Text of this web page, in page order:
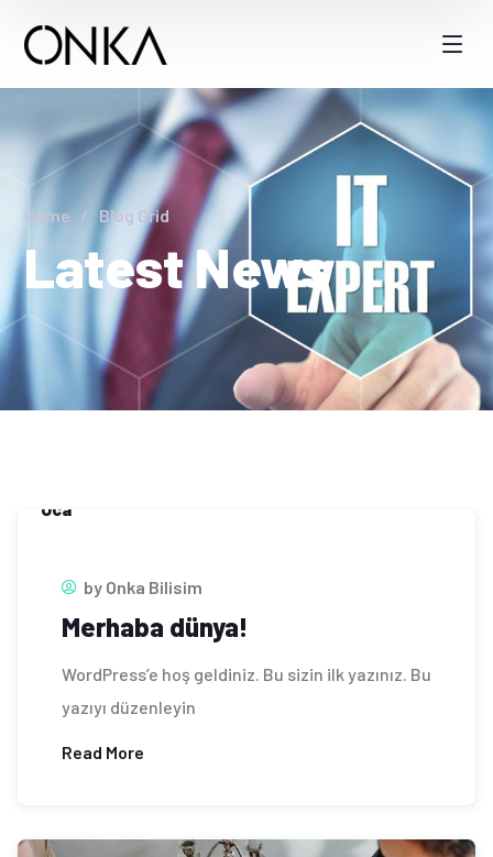
Latest News
Home Blog Grid
Oca
by Onka Bilisim
Merhaba dünya!
WordPress’e hoş geldiniz. Bu sizin ilk yazınız. Bu
yazıyı düzenleyin
Read More